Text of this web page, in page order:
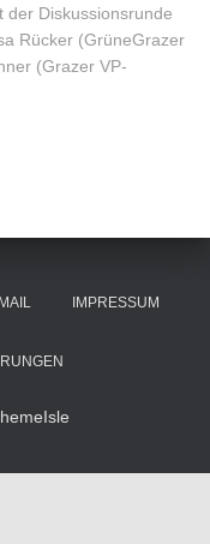
der Diskussionsrunde
Rücker (GrüneGrazer
(Grazer VP-
IMPRESSUM